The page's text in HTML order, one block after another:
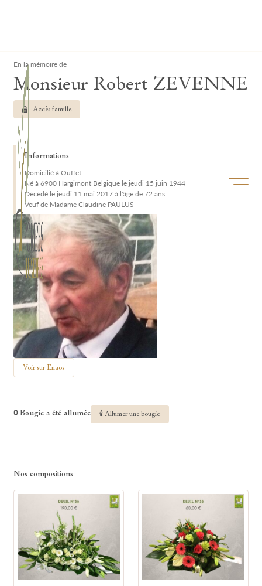
Ouvrir/
En la mémoire de
Monsieur Robert ZEVENNE
Accès famille
Informations
Domicilié à Ouffet
Né à 6900 Hargimont Belgique le jeudi 15 juin 1944
Décédé le jeudi 11 mai 2017 à l'âge de 72 ans
Veuf de Madame Claudine PAULUS
Voir sur Enaos
0 Bougie a été allumée 🕯 Allumer une bougie
Nos compositions